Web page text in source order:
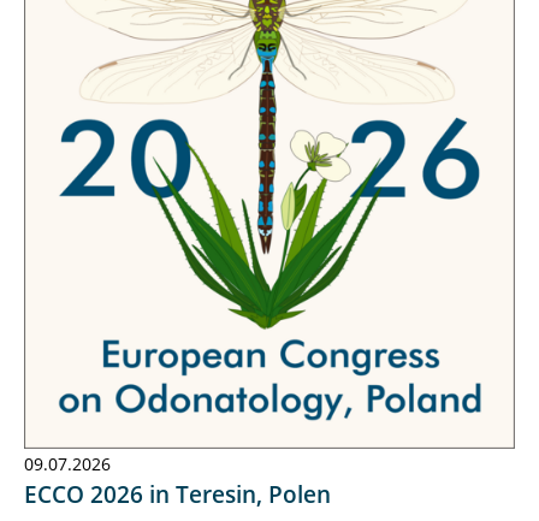
09.07.2026
ECCO 2026 in Teresin, Polen